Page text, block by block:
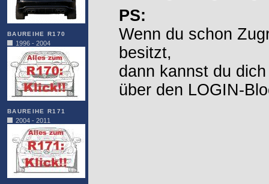
BAUREIHE R170
1996 - 2004
BAUREIHE R171
2004 - 2011
PS:
Wenn du schon
besitzt,
dann kannst du
über den LOGIN-